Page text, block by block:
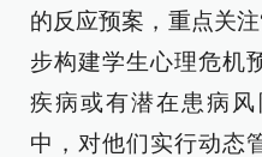
的反应预案，重点关
步构建学生心理危机
疾病或有潜在患病
中，对他们实行动态